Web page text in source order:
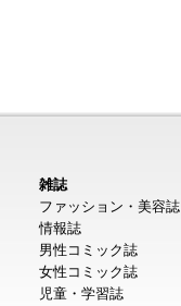
雑誌
ファッション・美容誌
情報誌
男性コミック誌
女性コミック誌
児童・学習誌